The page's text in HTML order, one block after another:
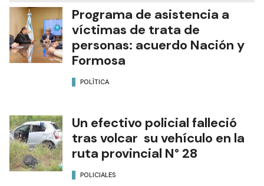
Programa de asistencia a
víctimas de trata de
personas: acuerdo Nación y
Formosa
POLÍTICA
Un efectivo policial falleció
tras volcar su vehículo en la
ruta provincial N° 28
POLICIALES